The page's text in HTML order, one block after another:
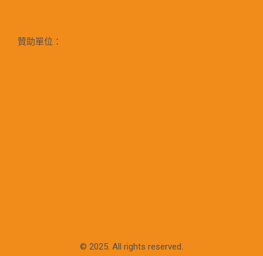
贊助單位：
© 2025. All rights reserved.